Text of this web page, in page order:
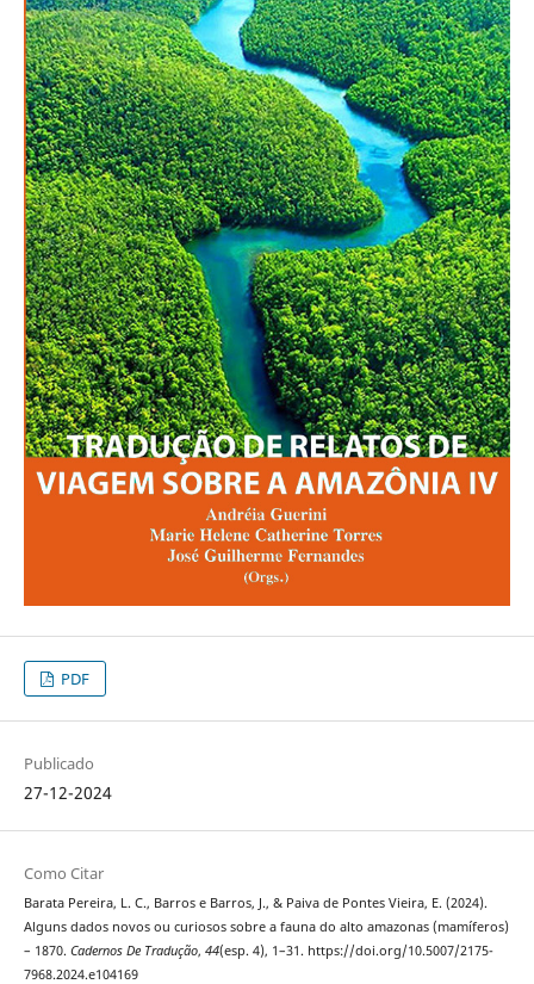
PDF
Publicado
27-12-2024
Como Citar
Barata Pereira, L. C., Barros e Barros, J., & Paiva de Pontes Vieira, E. (2024).
Alguns dados novos ou curiosos sobre a fauna do alto amazonas (mamíferos)
– 1870. Cadernos De Tradução, 44(esp. 4), 1–31. https://doi.org/10.5007/2175-
7968.2024.e104169